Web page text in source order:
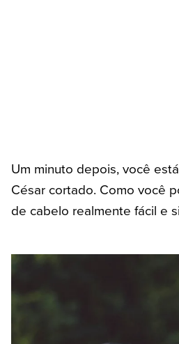
Um minuto depois, você
César cortado. Como você
de cabelo realmente fácil e